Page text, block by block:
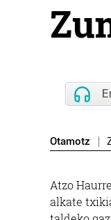
Otamotz
Atzo
alkate